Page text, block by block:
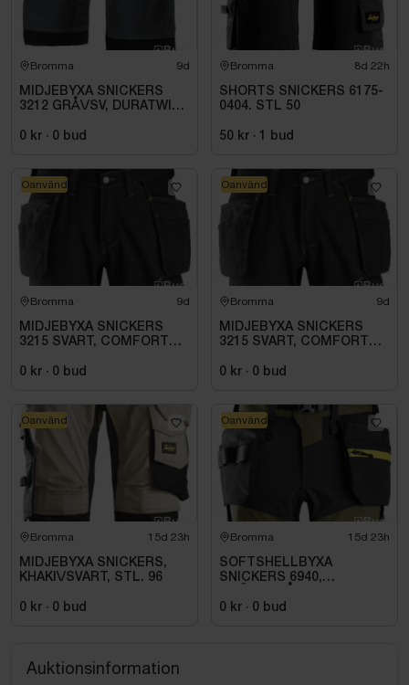
Bromma 9d
MIDJEBYXA SNICKERS
3212 GRÅ\/SV, DURATWILL
0 kr · 0 bud
Bromma 8d 22h
SHORTS SNICKERS 6175-
0404. STL 50
50 kr · 1 bud
Bromma 9d
MIDJEBYXA SNICKERS
3215 SVART, COMFORT
0 kr · 0 bud
Oanvänd
Bromma 9d
MIDJEBYXA SNICKERS
3215 SVART, COMFORT
0 kr · 0 bud
Oanvänd
Bromma 15d 23h
MIDJEBYXA SNICKERS,
KHAKI\/SVART, STL. 96
0 kr · 0 bud
Oanvänd
Bromma 15d 23h
SOFTSHELLBYXA
SNICKERS 6940,
46
0 kr · 0 bud
Oanvänd
Auktionsinformation